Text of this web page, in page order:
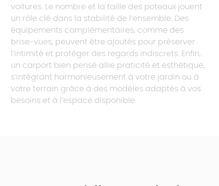
voitures. Le nombre et la taille des poteaux jouent
un rôle clé dans la stabilité de l’ensemble. Des
équipements complémentaires, comme des
brise-vues, peuvent être ajoutés pour préserver
l’intimité et protéger des regards indiscrets. Enfin,
un carport bien pensé allie praticité et esthétique,
s’intégrant harmonieusement à votre jardin ou à
votre terrain grâce à des modèles adaptés à vos
besoins et à l’espace disponible.